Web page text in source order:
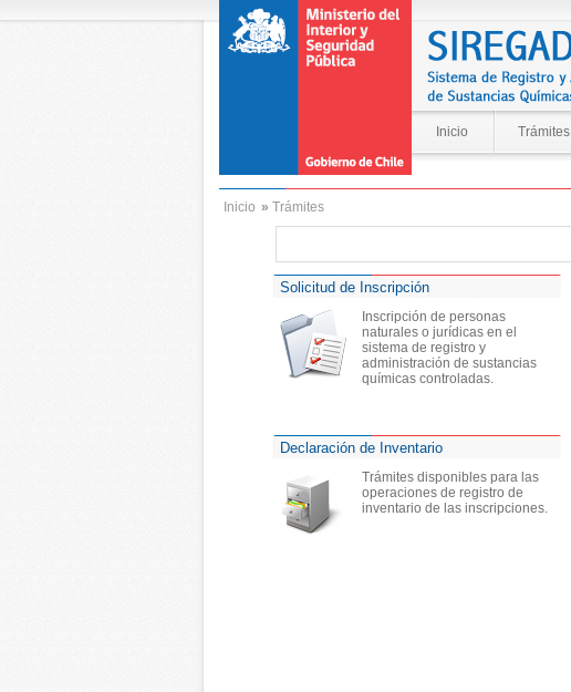
Inicio Trámites
Inicio »Trámites
Solicitud de Inscripción
Inscripción de personas
naturales o jurídicas en el
sistema de registro y
administración de sustancias
químicas controladas.
Declaración de Inventario
Trámites disponibles para las
operaciones de registro de
inventario de las inscripciones.